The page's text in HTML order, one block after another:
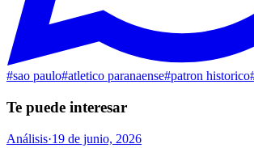
#sao paulo#atletico paranaense#patron historico
Te puede interesar
Análisis·19 de junio, 2026